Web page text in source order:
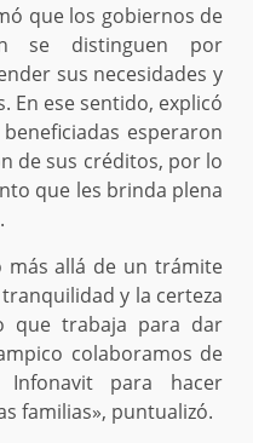
que los gobiernos de
se distinguen por
sus necesidades y
En ese sentido, explicó
esperaron
de sus créditos, por lo
que les brinda plena
más allá de un trámite
y la certeza
que trabaja para dar
colaboramos de
Infonavit para hacer
familias», puntualizó.